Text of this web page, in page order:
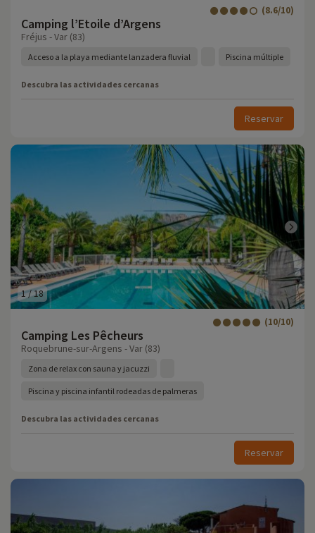
Camping l’Etoile d’Argens
(8.6/10)
Fréjus - Var (83)
Acceso a la playa mediante lanzadera fluvial Piscina múltiple
Descubra las actividades cercanas
Reservar
1/18
Camping Les Pêcheurs
(10/10)
Roquebrune-sur-Argens - Var (83)
Zona de relax con sauna y jacuzzi
Piscina y piscina infantil rodeadas de palmeras
Descubra las actividades cercanas
Reservar